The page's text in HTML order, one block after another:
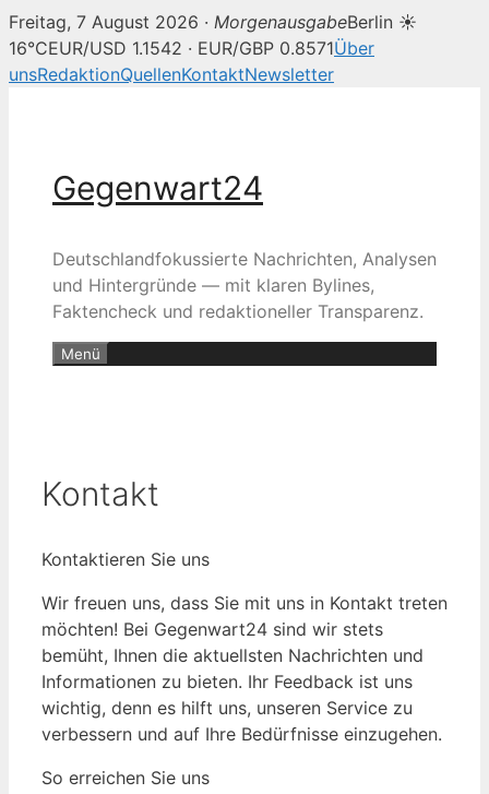
Freitag, 7 August 2026 · MorgenausgabeBerlin ☀
16°CEUR/USD 1.1542 · EUR/GBP 0.8571Über
unsRedaktionQuellenKontaktNewsletter
Gegenwart24
Deutschlandfokussierte Nachrichten, Analysen
und Hintergründe — mit klaren Bylines,
Faktencheck und redaktioneller Transparenz.
Menü
Kontakt
Kontaktieren Sie uns
Wir freuen uns, dass Sie mit uns in Kontakt treten
möchten! Bei Gegenwart24 sind wir stets
bemüht, Ihnen die aktuellsten Nachrichten und
Informationen zu bieten. Ihr Feedback ist uns
wichtig, denn es hilft uns, unseren Service zu
verbessern und auf Ihre Bedürfnisse einzugehen.
So erreichen Sie uns